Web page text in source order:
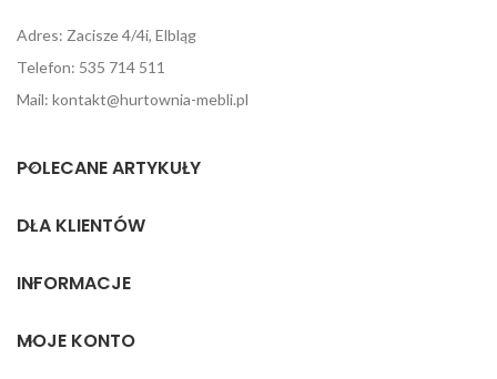
Adres: Zacisze 4/4i, Elbląg
Telefon: 535 714 511
Mail: kontakt@hurtownia-mebli.pl
POLECANE ARTYKUŁY
DLA KLIENTÓW
INFORMACJE
MOJE KONTO